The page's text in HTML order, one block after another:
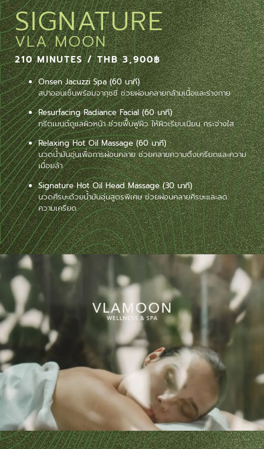
SIGNATURE
VLA MOON
210 MINUTES / THB 3,900฿
Onsen Jacuzzi Spa (60 นาที)
สปาออนเซ็นพร้อมจากุซซี่ ช่วยผ่อนคลายกล้ามเนื้อและร่างกาย
Resurfacing Radiance Facial (60 นาที)
ทรีตเมนต์ดูแลผิวหน้า ช่วยฟื้นฟูผิว ให้ผิวเรียบเนียน กระจ่างใส
Relaxing Hot Oil Massage (60 นาที)
นวดน้ำมันอุ่นเพื่อการผ่อนคลาย ช่วยคลายความตึงเครียดและความ
เมื่อยล้า
Signature Hot Oil Head Massage (30 นาที)
นวดศีรษะด้วยน้ำมันอุ่นสูตรพิเศษ ช่วยผ่อนคลายศีรษะและลด
ความเครียด